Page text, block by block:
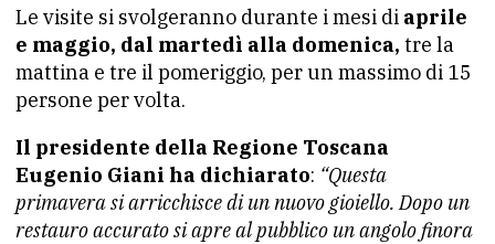
Le visite si svolgeranno durante i mesi di aprile
e maggio, dal martedì alla domenica, tre la
mattina e tre il pomeriggio, per un massimo di 15
persone per volta.
Il presidente della Regione Toscana
Eugenio Giani ha dichiarato: “Questa
primavera si arricchisce di un nuovo gioiello. Dopo un
restauro accurato si apre al pubblico un angolo finora